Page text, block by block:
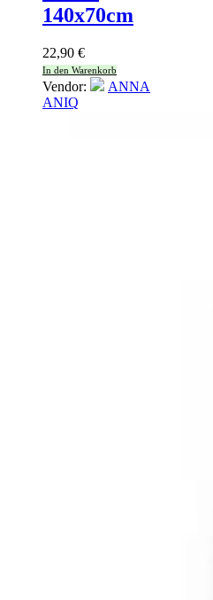
140x70cm
22,90 €
In den Warenkorb
Vendor:
ANNA
ANIQ